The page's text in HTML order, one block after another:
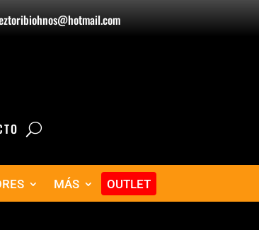
MÁS OUTLET